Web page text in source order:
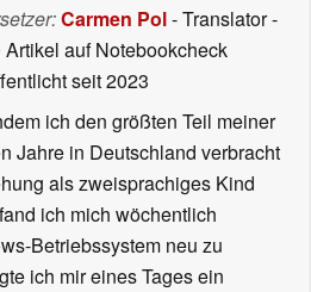
Carmen Pol- Translator-
Artikel auf Notebookcheck
seit 2023
ich den größten Teil meiner
Jahre in Deutschland verbracht
als zweisprachiges Kind
ich mich wöchentlich
Betriebssystem neu zu
ich mir eines Tages ein